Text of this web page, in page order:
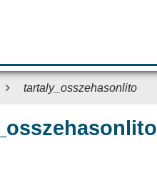
tartaly_osszehasonlito